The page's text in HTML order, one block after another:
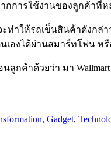
กการใช้งานของลูกค้า
ทำให้รถเข็นสินค้าดังก
เองได้ผ่านสมาร์ทโฟน ห
ลูกค้าด้วยว่า มา
, Gadget,